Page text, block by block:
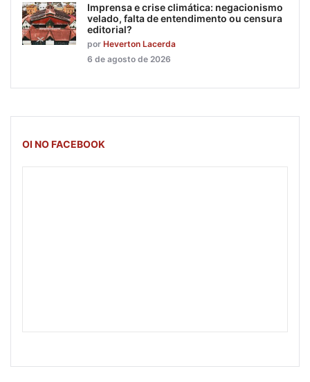
Imprensa e crise climática: negacionismo
velado, falta de entendimento ou censura
editorial?
por Heverton Lacerda
6 de agosto de 2026
OI NO FACEBOOK